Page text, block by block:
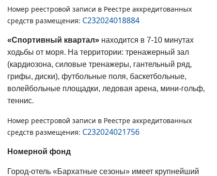
Номер реестровой записи в Реестре аккредитованных
средств размещения: С232024018884
«Спортивный квартал» находится в 7-10 минутах
ходьбы от моря. На территории: тренажерный зал
(кардиозона, силовые тренажеры, гантельный ряд,
грифы, диски), футбольные поля, баскетбольные,
волейбольные площадки, ледовая арена, мини-гольф,
теннис.
Номер реестровой записи в Реестре аккредитованных
средств размещения: С232024021756
Номерной фонд
Город-отель «Бархатные сезоны» имеет крупнейший